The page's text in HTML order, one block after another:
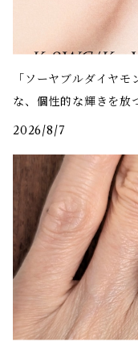
「ソーヤブルダイヤ
な、個性的な輝きを放
2026/8/7